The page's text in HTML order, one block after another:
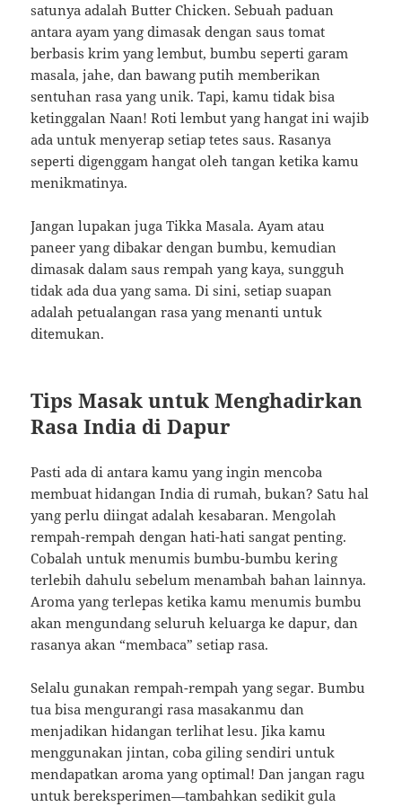
satunya adalah Butter Chicken. Sebuah paduan
antara ayam yang dimasak dengan saus tomat
berbasis krim yang lembut, bumbu seperti garam
masala, jahe, dan bawang putih memberikan
sentuhan rasa yang unik. Tapi, kamu tidak bisa
ketinggalan Naan! Roti lembut yang hangat ini wajib
ada untuk menyerap setiap tetes saus. Rasanya
seperti digenggam hangat oleh tangan ketika kamu
menikmatinya.
Jangan lupakan juga Tikka Masala. Ayam atau
paneer yang dibakar dengan bumbu, kemudian
dimasak dalam saus rempah yang kaya, sungguh
tidak ada dua yang sama. Di sini, setiap suapan
adalah petualangan rasa yang menanti untuk
ditemukan.
Tips Masak untuk Menghadirkan
Rasa India di Dapur
Pasti ada di antara kamu yang ingin mencoba
membuat hidangan India di rumah, bukan? Satu hal
yang perlu diingat adalah kesabaran. Mengolah
rempah-rempah dengan hati-hati sangat penting.
Cobalah untuk menumis bumbu-bumbu kering
terlebih dahulu sebelum menambah bahan lainnya.
Aroma yang terlepas ketika kamu menumis bumbu
akan mengundang seluruh keluarga ke dapur, dan
rasanya akan “membaca” setiap rasa.
Selalu gunakan rempah-rempah yang segar. Bumbu
tua bisa mengurangi rasa masakanmu dan
menjadikan hidangan terlihat lesu. Jika kamu
menggunakan jintan, coba giling sendiri untuk
mendapatkan aroma yang optimal! Dan jangan ragu
untuk bereksperimen—tambahkan sedikit gula